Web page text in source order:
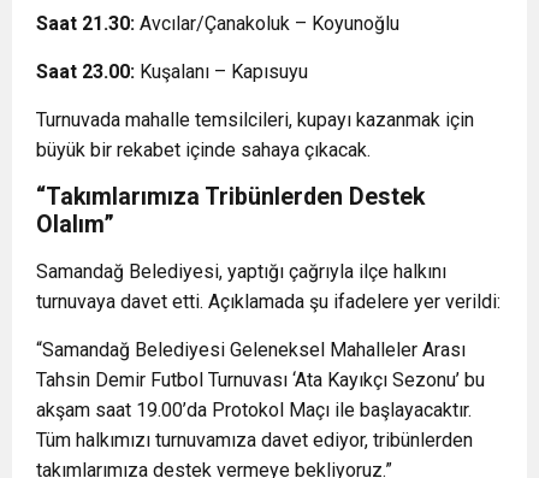
Saat 21.30: Avcılar/Çanakoluk – Koyunoğlu
Saat 23.00: Kuşalanı – Kapısuyu
Turnuvada mahalle temsilcileri, kupayı kazanmak için
büyük bir rekabet içinde sahaya çıkacak.
“Takımlarımıza Tribünlerden Destek
Olalım”
Samandağ Belediyesi, yaptığı çağrıyla ilçe halkını
turnuvaya davet etti. Açıklamada şu ifadelere yer verildi:
“Samandağ Belediyesi Geleneksel Mahalleler Arası
Tahsin Demir Futbol Turnuvası ‘Ata Kayıkçı Sezonu’ bu
akşam saat 19.00’da Protokol Maçı ile başlayacaktır.
Tüm halkımızı turnuvamıza davet ediyor, tribünlerden
takımlarımıza destek vermeye bekliyoruz.”